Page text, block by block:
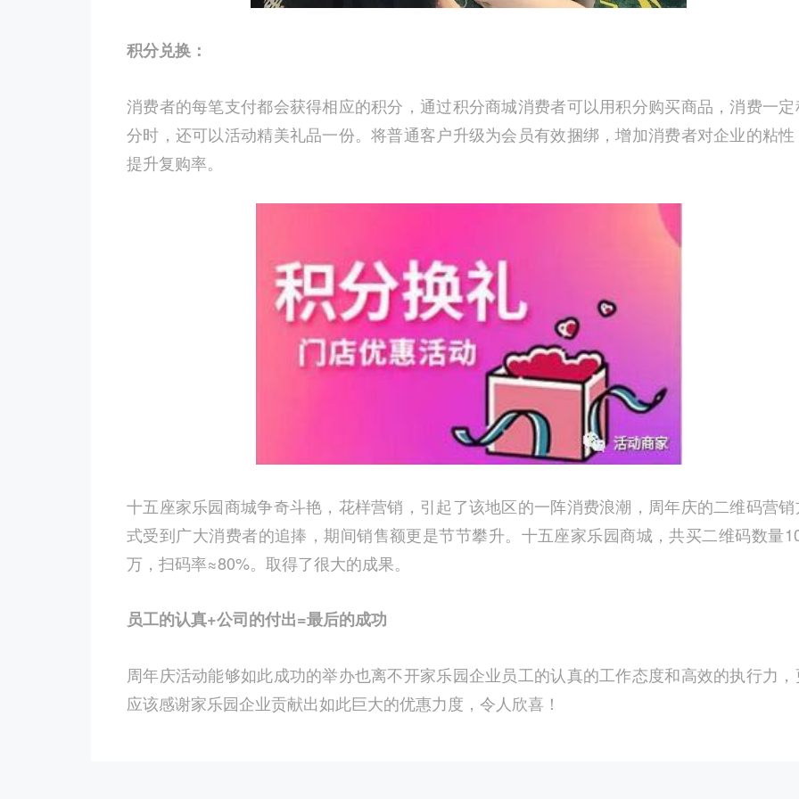
积分兑换：
消费者的每笔支付都会获得相应的积分，通过积分商城消费者可以用积分购买商品，消费一定
分时，还可以活动精美礼品一份。将普通客户升级为会员有效捆绑，增加消费者对企业的粘性
提升复购率。
十五座家乐园商城争奇斗艳，花样营销，引起了该地区的一阵消费浪潮，周年庆的二维码营销
式受到广大消费者的追捧，期间销售额更是节节攀升。十五座家乐园商城，共买二维码数量
万，扫码率≈80%。取得了很大的成果。
员工的认真+公司的付出=最后的成功
周年庆活动能够如此成功的举办也离不开家乐园企业员工的认真的工作态度和高效的执行力，
应该感谢家乐园企业贡献出如此巨大的优惠力度，令人欣喜！